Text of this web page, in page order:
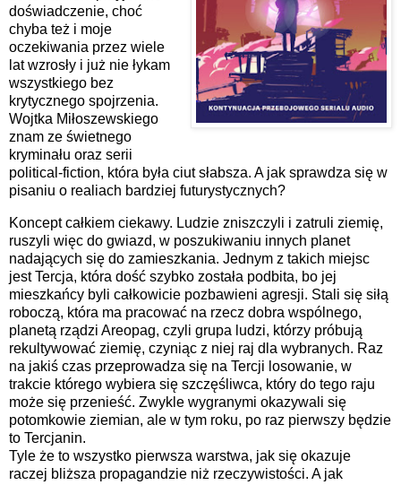
doświadczenie, choć
chyba też i moje
oczekiwania przez wiele
lat wzrosły i już nie łykam
wszystkiego bez
krytycznego spojrzenia.
Wojtka Miłoszewskiego
znam ze świetnego
kryminału oraz serii
political-fiction, która była ciut słabsza. A jak sprawdza się w
pisaniu o realiach bardziej futurystycznych?
Koncept całkiem ciekawy. Ludzie zniszczyli i zatruli ziemię,
ruszyli więc do gwiazd, w poszukiwaniu innych planet
nadających się do zamieszkania. Jednym z takich miejsc
jest Tercja, która dość szybko została podbita, bo jej
mieszkańcy byli całkowicie pozbawieni agresji. Stali się siłą
roboczą, która ma pracować na rzecz dobra wspólnego,
planetą rządzi Areopag, czyli grupa ludzi, którzy próbują
rekultywować ziemię, czyniąc z niej raj dla wybranych. Raz
na jakiś czas przeprowadza się na Tercji losowanie, w
trakcie którego wybiera się szczęśliwca, który do tego raju
może się przenieść. Zwykle wygranymi okazywali się
potomkowie ziemian, ale w tym roku, po raz pierwszy będzie
to Tercjanin.
Tyle że to wszystko pierwsza warstwa, jak się okazuje
raczej bliższa propagandzie niż rzeczywistości. A jak